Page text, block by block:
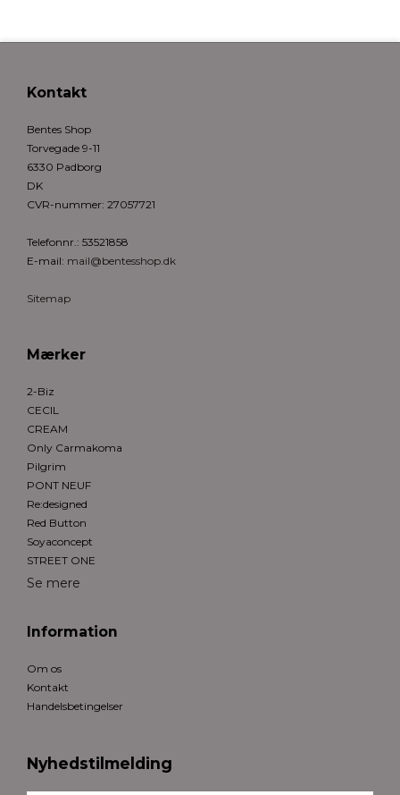
Kontakt
Bentes Shop
Torvegade 9-11
6330 Padborg
DK
CVR-nummer: 27057721
Telefonnr.: 53521858
E-mail: mail@bentesshop.dk
Sitemap
Mærker
2-Biz
CECIL
CREAM
Only Carmakoma
Pilgrim
PONT NEUF
Re:designed
Red Button
Soyaconcept
STREET ONE
Se mere
Information
Om os
Kontakt
Handelsbetingelser
Nyhedstilmelding